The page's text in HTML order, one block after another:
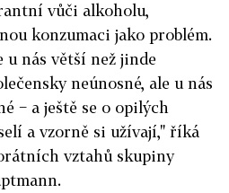
vůči alkoholu,
konzumaci jako problém.
nás větší než jinde
neúnosné, ale u nás
− a ještě se o opilých
a vzorně si užívají," říká
vztahů skupiny